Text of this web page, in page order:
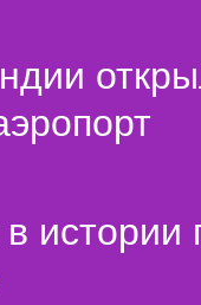
истории